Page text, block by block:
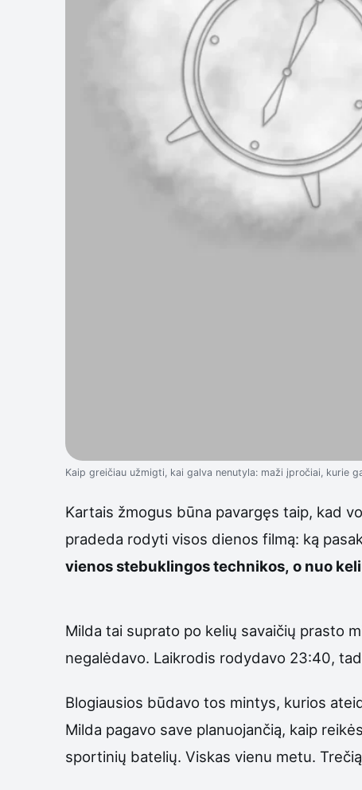
Kaip greičiau užmigti, kai galva nenutyla: maži įpročiai, kurie
Kartais žmogus būna pavargęs taip, kad
pradeda rodyti visos dienos filmą: ką
vienos stebuklingos technikos, o nuo
Milda tai suprato po kelių savaičių prasto
negalėdavo. Laikrodis rodydavo 23:40,
Blogiausios būdavo tos mintys, kurios
Milda pagavo save planuojančią, kaip
sportinių batelių. Viskas vienu metu.